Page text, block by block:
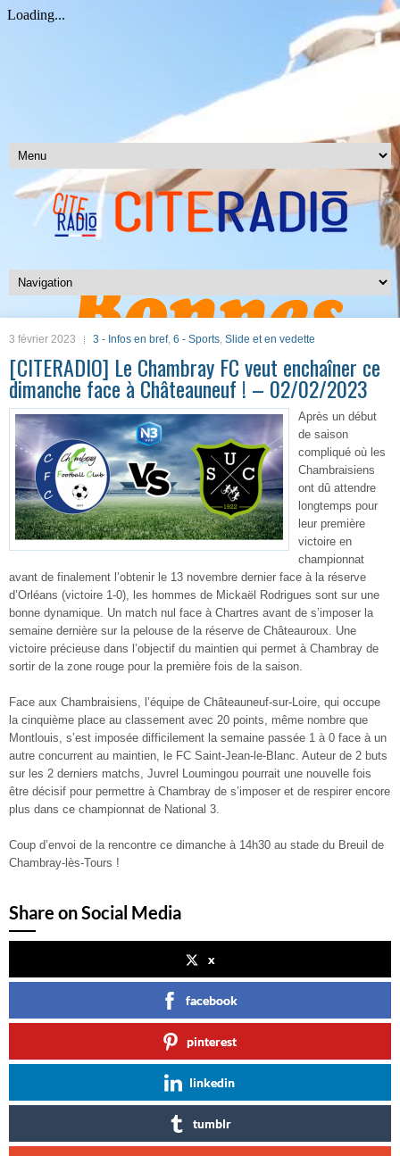
3 février 2023 3 - Infos en bref, 6 - Sports, Slide et en vedette
[CITERADIO] Le Chambray FC veut enchaîner ce
dimanche face à Châteauneuf ! – 02/02/2023
Après un début
de saison
compliqué où les
Chambraisiens
ont dû attendre
longtemps pour
leur première
victoire en
championnat
avant de finalement l’obtenir le 13 novembre dernier face à la réserve
d’Orléans (victoire 1-0), les hommes de Mickaël Rodrigues sont sur une
bonne dynamique. Un match nul face à Chartres avant de s’imposer la
semaine dernière sur la pelouse de la réserve de Châteauroux. Une
victoire précieuse dans l’objectif du maintien qui permet à Chambray de
sortir de la zone rouge pour la première fois de la saison.
Face aux Chambraisiens, l’équipe de Châteauneuf-sur-Loire, qui occupe
la cinquième place au classement avec 20 points, même nombre que
Montlouis, s’est imposée difficilement la semaine passée 1 à 0 face à un
autre concurrent au maintien, le FC Saint-Jean-le-Blanc. Auteur de 2 buts
sur les 2 derniers matchs, Juvrel Loumingou pourrait une nouvelle fois
être décisif pour permettre à Chambray de s’imposer et de respirer encore
plus dans ce championnat de National 3.
Coup d’envoi de la rencontre ce dimanche à 14h30 au stade du Breuil de
Chambray-lès-Tours !
Share on Social Media
x
facebook
pinterest
linkedin
tumblr